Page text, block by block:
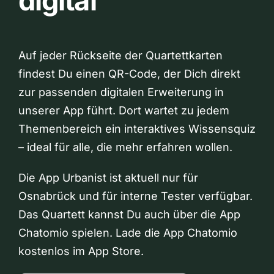
Auf jeder Rückseite der Quartettkarten
findest Du einen QR-Code, der Dich direkt
zur passenden digitalen Erweiterung in
unserer App führt. Dort wartet zu jedem
Themenbereich ein interaktives Wissensquiz
– ideal für alle, die mehr erfahren wollen.
Die App Urbanist ist aktuell nur für
Osnabrück und für interne Tester verfügbar.
Das Quartett kannst Du auch über die App
Chatomio spielen. Lade die App Chatomio
kostenlos im App Store.